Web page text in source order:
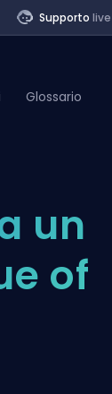
Supporto live
Glossario
un
of